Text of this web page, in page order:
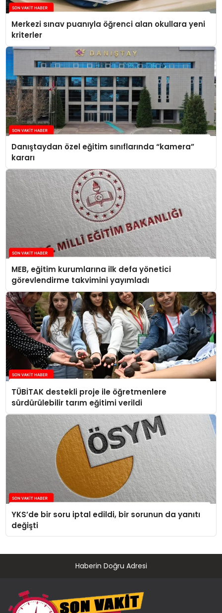
Merkezi sınav puanıyla öğrenci alan okullara yeni
kriterler
Danıştaydan özel eğitim sınıflarında “kamera”
kararı
MEB, eğitim kurumlarına ilk defa yönetici
görevlendirme takvimini yayımladı
TÜBİTAK destekli proje ile öğretmenlere
sürdürülebilir tarım eğitimi verildi
YKS’de bir soru iptal edildi, bir sorunun da yanıtı
değişti
Haberin Doğru Adresi